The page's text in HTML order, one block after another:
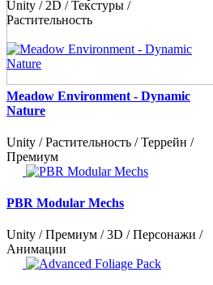
Unity / 2D / Текстуры /
Растительность
Meadow Environment - Dynamic
Nature
Unity / Растительность / Террейн /
Премиум
PBR Modular Mechs
Unity / Премиум / 3D / Персонажи /
Анимации